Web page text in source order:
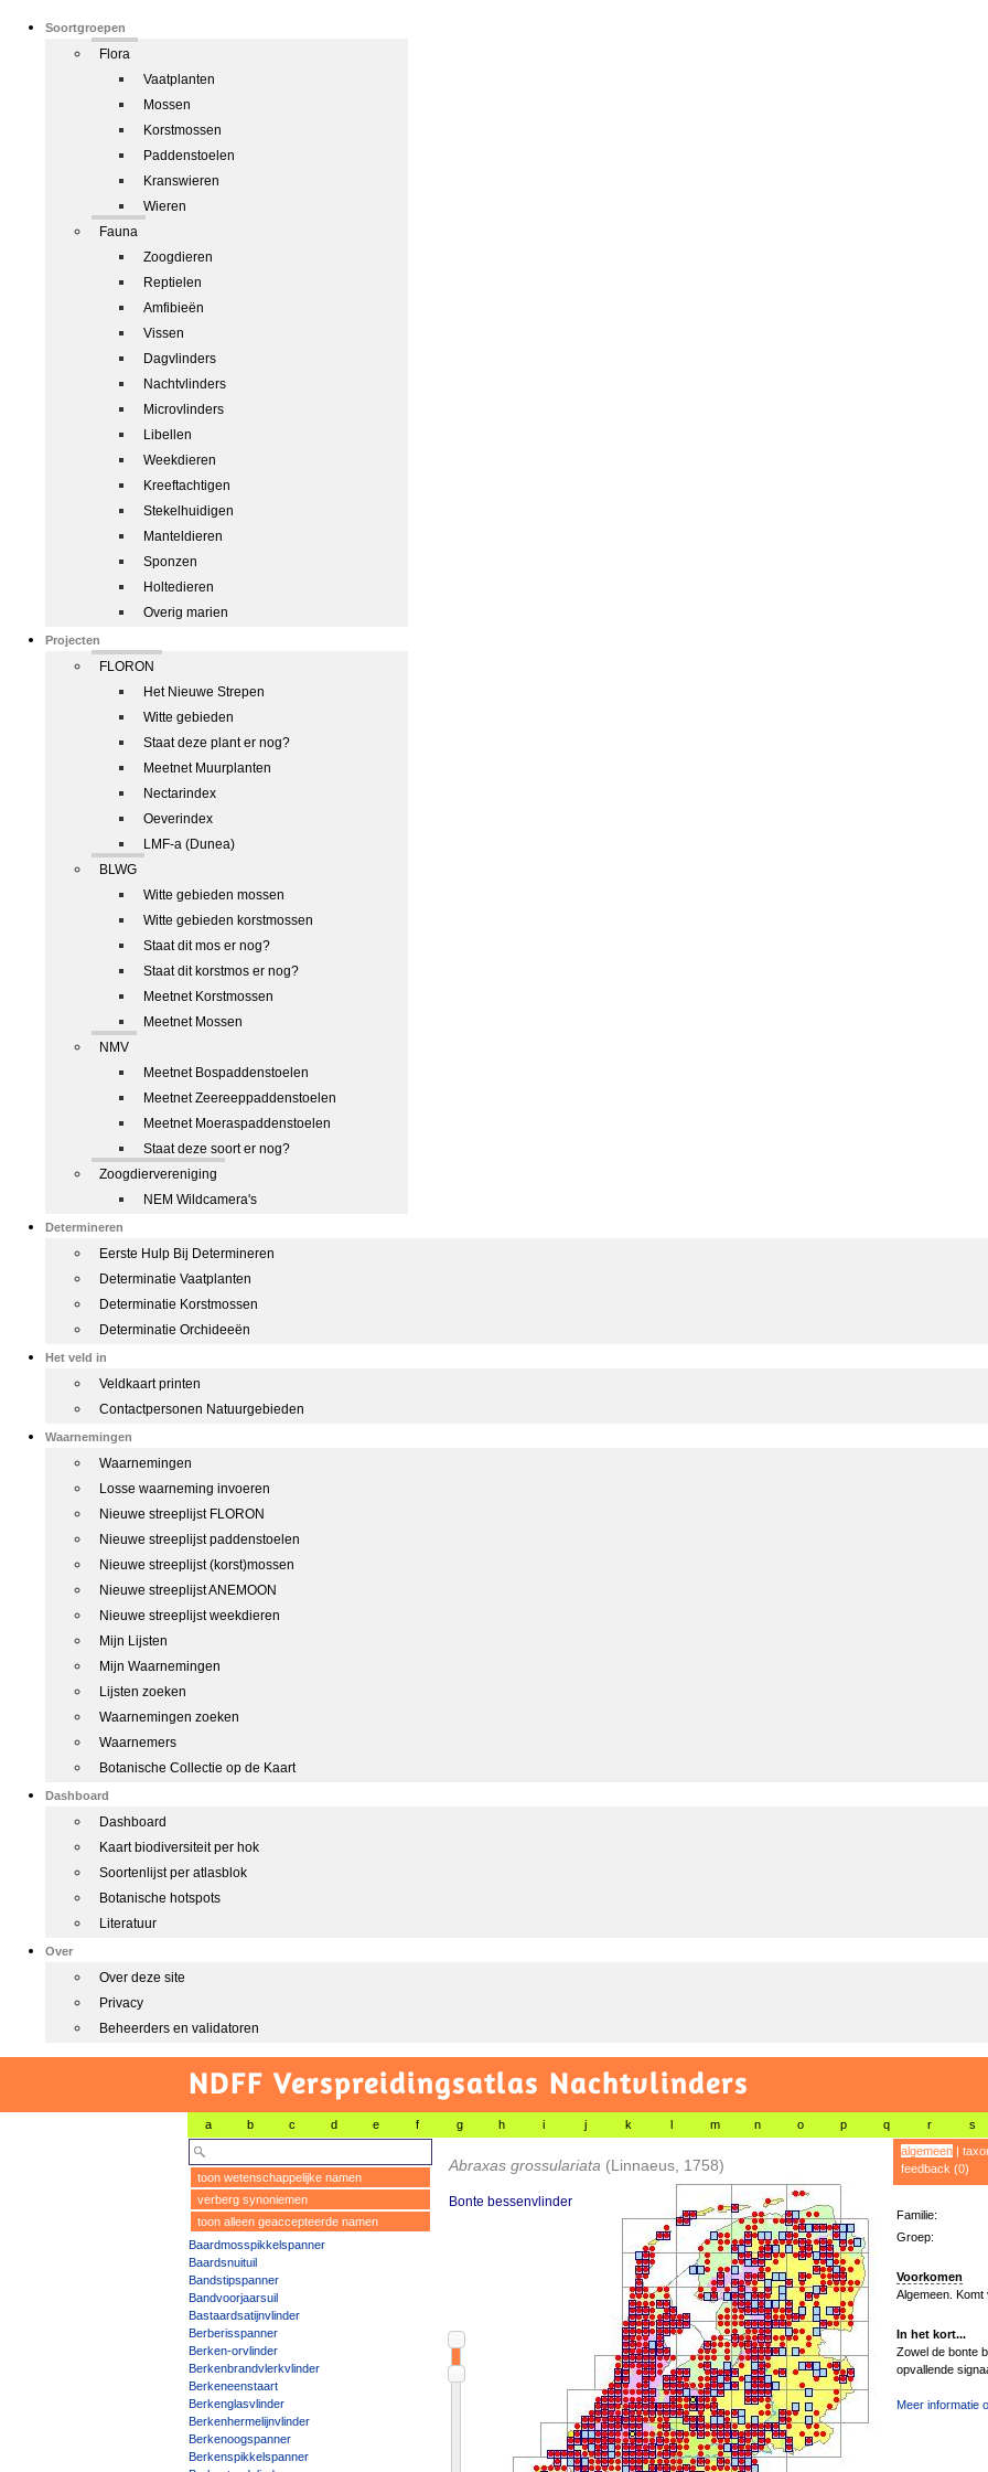
Soortgroepen
Flora
Vaatplanten
Mossen
Korstmossen
Paddenstoelen
Kranswieren
Wieren
Fauna
Zoogdieren
Reptielen
Amfibieën
Vissen
Dagvlinders
Nachtvlinders
Microvlinders
Libellen
Weekdieren
Kreeftachtigen
Stekelhuidigen
Manteldieren
Sponzen
Holtedieren
Overig marien
Projecten
FLORON
Het Nieuwe Strepen
Witte gebieden
Staat deze plant er nog?
Meetnet Muurplanten
Nectarindex
Oeverindex
LMF-a (Dunea)
BLWG
Witte gebieden mossen
Witte gebieden korstmossen
Staat dit mos er nog?
Staat dit korstmos er nog?
Meetnet Korstmossen
Meetnet Mossen
NMV
Meetnet Bospaddenstoelen
Meetnet Zeereeppaddenstoelen
Meetnet Moeraspaddenstoelen
Staat deze soort er nog?
Zoogdiervereniging
NEM Wildcamera's
Determineren
Eerste Hulp Bij Determineren
Determinatie Vaatplanten
Determinatie Korstmossen
Determinatie Orchideeën
Het veld in
Veldkaart printen
Contactpersonen Natuurgebieden
Waarnemingen
Waarnemingen
Losse waarneming invoeren
Nieuwe streeplijst FLORON
Nieuwe streeplijst paddenstoelen
Nieuwe streeplijst (korst)mossen
Nieuwe streeplijst ANEMOON
Nieuwe streeplijst weekdieren
Mijn Lijsten
Mijn Waarnemingen
Lijsten zoeken
Waarnemingen zoeken
Waarnemers
Botanische Collectie op de Kaart
Dashboard
Dashboard
Kaart biodiversiteit per hok
Soortenlijst per atlasblok
Botanische hotspots
Literatuur
Over
Over deze site
Privacy
Beheerders en validatoren
NDFF Verspreidingsatlas Nachtvlinders
a b c d e f g h i j k l m n o p q r s
toon wetenschappelijke namen
verberg synoniemen
toon alleen geaccepteerde namen
Baardmosspikkelspanner
Baardsnuituil
Bandstipspanner
Bandvoorjaarsuil
Bastaardsatijnvlinder
Berberisspanner
Berken-orvlinder
Berkenbrandvlerkvlinder
Berkeneenstaart
Berkenglasvlinder
Berkenhermelijnvlinder
Berkenoogspanner
Berkenspikkelspanner
Abraxas grossulariata (Linnaeus, 1758)
Bonte bessenvlinder
algemeen|
feedback (0)
Familie:
Groep:
Voorkomen
Algemeen. Komt
In het kort...
Zowel de bonte
opvallende
Meer informatie